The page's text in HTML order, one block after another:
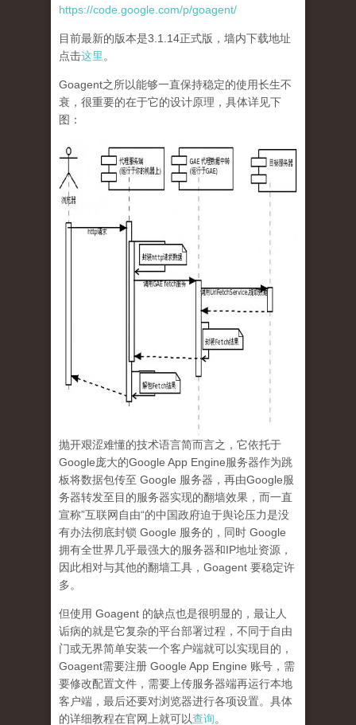
https://code.google.com/p/goagent/
目前最新的版本是3.1.14正式版，墙内下载地址
点击这里 。
Goagent之所以能够一直保持稳定的使用长生不
衰，很重要的在于它的设计原理，具体详见下
图：
抛开艰涩难懂的技术语言简而言之，它依托于
Google庞大的Google App Engine服务器作为跳
板将数据包传至 Google 服务器，再由Google服
务器转发至目的服务器实现的翻墙效果，而一直
宣称”互联网自由“的中国政府迫于舆论压力是没
有办法彻底封锁 Google 服务的，同时 Google
拥有全世界几乎最强大的服务器和IP地址资源，
因此相对与其他的翻墙工具，Goagent 要稳定许
多。
但使用 Goagent 的缺点也是很明显的，最让人
诟病的就是它复杂的平台部署过程，不同于自由
门或无界简单安装一个客户端就可以实现目的，
Goagent需要注册 Google App Engine 账号，需
要修改配置文件，需要上传服务器端再运行本地
客户端，最后还要对浏览器进行各项设置。具体
的详细教程在官网上就可以查询。